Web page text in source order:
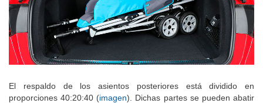
El respaldo de los asientos posteriores está dividido en
proporciones 40:20:40 (imagen). Dichas partes se pueden abatir